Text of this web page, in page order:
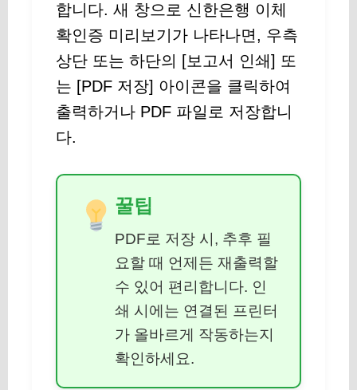
합니다. 새 창으로 신한은행 이체
확인증 미리보기가 나타나면, 우측
상단 또는 하단의 [보고서 인쇄] 또
는 [PDF 저장] 아이콘을 클릭하여
출력하거나 PDF 파일로 저장합니
다.
꿀팁
PDF로 저장 시, 추후 필
요할 때 언제든 재출력할
수 있어 편리합니다. 인
쇄 시에는 연결된 프린터
가 올바르게 작동하는지
확인하세요.